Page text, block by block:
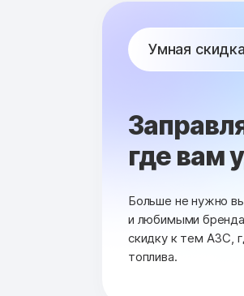
Умная скидка
где вам
Больше не нужно
и любимыми
скидку к тем АЗС,
топлива.